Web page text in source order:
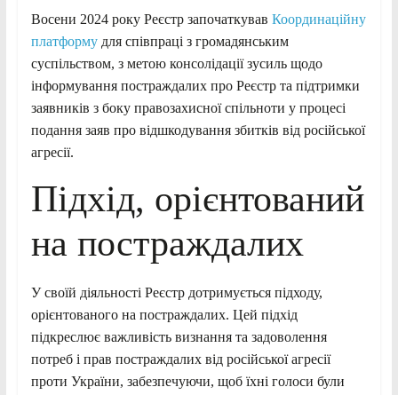
Восени 2024 року Реєстр започаткував Координаційну
платформудля співпраці з громадянським
суспільством, з метою консолідації зусиль щодо
інформування постраждалих про Реєстр та підтримки
заявників з боку правозахисної спільноти у процесі
подання заяв про відшкодування збитків від російської
агресії.
Підхід, орієнтований
на постраждалих
У своїй діяльності Реєстр дотримується підходу,
орієнтованого на постраждалих. Цей підхід
підкреслює важливість визнання та задоволення
потреб і прав постраждалих від російської агресії
проти України, забезпечуючи, щоб їхні голоси були